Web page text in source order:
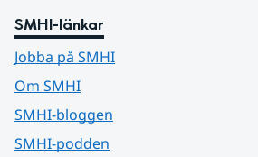
SMHI-länkar
Jobba på SMHI
Om SMHI
SMHI-bloggen
SMHI-podden